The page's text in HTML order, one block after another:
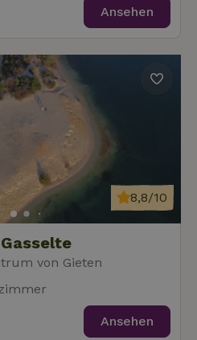
Ansehen
von Gieten
8,8/10
Ansehen